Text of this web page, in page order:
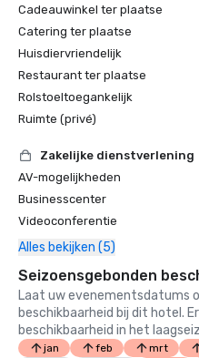
Cadeauwinkel ter plaatse
Catering ter plaatse
Huisdiervriendelijk
Restaurant ter plaatse
Rolstoeltoegankelijk
Ruimte (privé)
Zakelijke dienstverlening
AV-mogelijkheden
Businesscenter
Videoconferentie
Alles bekijken (5)
Seizoensgebonden
Laat uw evenementsdatums
beschikbaarheid bij dit hotel.
beschikbaarheid in het
jan feb mrt